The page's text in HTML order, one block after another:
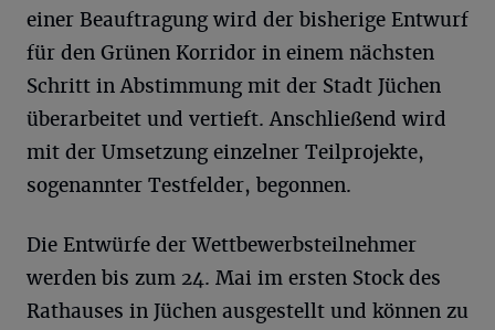
einer Beauftragung wird der bisherige Entwurf
für den Grünen Korridor in einem nächsten
Schritt in Abstimmung mit der Stadt Jüchen
überarbeitet und vertieft. Anschließend wird
mit der Umsetzung einzelner Teilprojekte,
sogenannter Testfelder, begonnen.
Die Entwürfe der Wettbewerbsteilnehmer
werden bis zum 24. Mai im ersten Stock des
Rathauses in Jüchen ausgestellt und können zu